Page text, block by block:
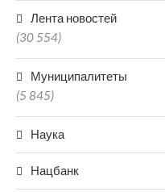
Лента новостей
(30 554)
Муниципалитеты
(5 845)
Наука
Нацбанк